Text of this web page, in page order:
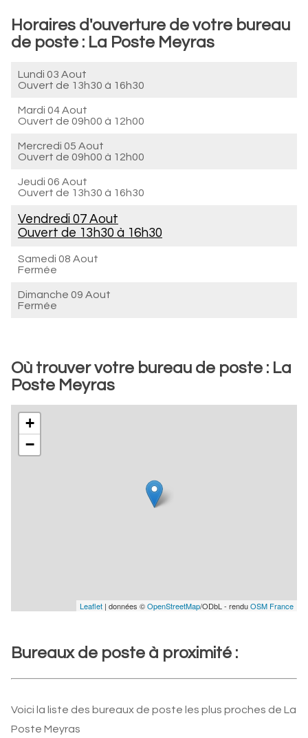
Horaires d'ouverture de votre bureau
de poste : La Poste Meyras
Lundi 03 Aout
Ouvert de 13h30 à 16h30
Mardi 04 Aout
Ouvert de 09h00 à 12h00
Mercredi 05 Aout
Ouvert de 09h00 à 12h00
Jeudi 06 Aout
Ouvert de 13h30 à 16h30
Vendredi 07 Aout
Ouvert de 13h30 à 16h30
Samedi 08 Aout
Fermée
Dimanche 09 Aout
Fermée
Où trouver votre bureau de poste : La
Poste Meyras
+
−
Leaflet | données ©OpenStreetMap/ODbL - renduOSM France
Bureaux de poste à proximité :
Voici la liste des bureaux de poste les plus proches de La
Poste Meyras